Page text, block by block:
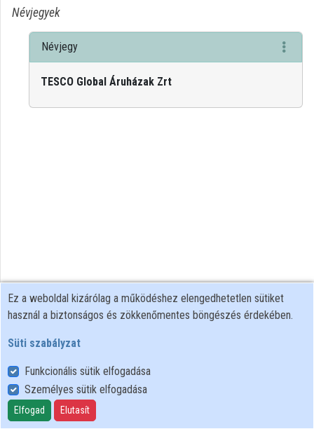
Intézményi felfedezés
Kategóriák
Névjegyek
Névjegy
TESCO Global Áruházak Zrt
Felhasználói szabályzat
Adatkezelési tájékoztató
Süti szabályzat
Ez a weboldal kizárólag a működéshez elengedhetetlen sütiket
használ a biztonságos és zökkenőmentes böngészés érdekében.
Süti szabályzat
Funkcionális sütik elfogadása
Személyes sütik elfogadása
Elfogad Elutasít